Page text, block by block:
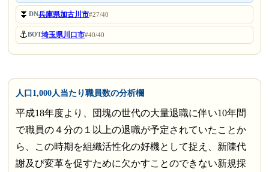
⏬DN兵庫県加古川市#27/40
⚓BOT埼玉県川口市#40/40
人口1,000人当たり職員数の分析欄
平成18年度より、団塊の世代の大量退職に伴い10年間
で職員の４分の１以上の退職が予定されていたことか
ら、この時期を組織活性化の好機として捉え、新陳代
謝及び変革を促すために欠かすことのできない新規採